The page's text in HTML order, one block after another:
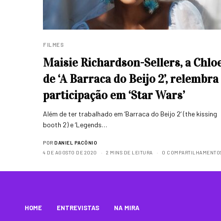
FILMES
Maisie Richardson-Sellers, a
de ‘A Barraca do Beijo 2’, relembra
participação em ‘Star Wars’
Além de ter trabalhado em ‘Barraca do Beijo 2‘ (the kissing
booth 2) e ‘Legends…
POR DANIEL PACÔNIO
4 DE AGOSTO DE 2020
2 MINS DE LEITURA 0
HOME ENTREVISTAS NA MIRA